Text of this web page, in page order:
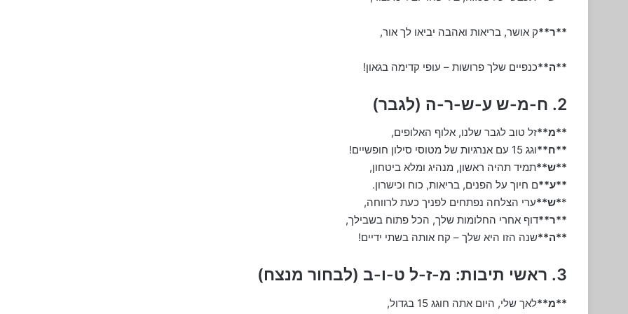
**ר**ק אושר, בריאות ואהבה יביאו לך אור,
**ה**כנפיים שלך פרושות – עופי קדימה בגאון!
2. ח-מ-ש ע-ש-ר-ה (לגבר)
**מ**זל טוב לגבר שלנו, אלוף האלופים,
**ח**וגג 15 עם אנרגיות של מטוסי סילון חופשיים!
**ש**תמיד תהיה ראשון, מנהיג ומלא ביטחון,
**ע**ם חיוך על הפנים, בריאות, כוח וכישרון.
**ש**ערי הצלחה נפתחים לפניך כעת לרווחה,
**ר**דוף אחרי החלומות שלך, הכל פתוח בשבילך,
**ה**שנה הזו היא שלך – קח אותה בשתי ידיים!
3. ראשי תיבות: מ-ז-ל ט-ו-ב (לבחור מנצח)
**מ**לאך שלי, היום אתה חוגג 15 בגדול,